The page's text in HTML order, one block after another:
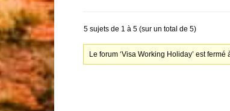
5 sujets de 1 à 5 (sur un total de 5)
Le forum ‘Visa Working Holiday’ est